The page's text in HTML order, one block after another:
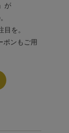
が
を。
ポンもご用